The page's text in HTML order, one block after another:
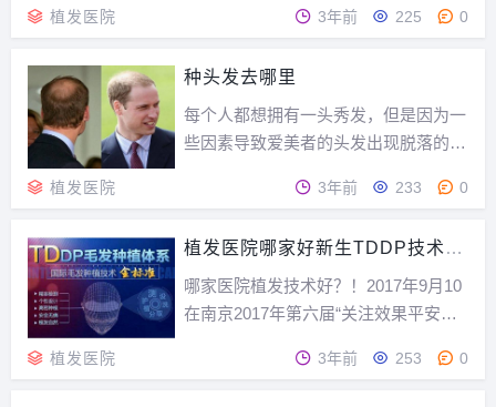
制度。其著名的轻工业、旅游业、酒店
发达、富裕的地区之一。那么澳门毛发
移植医院有哪些呢？澳门毛发移植医院
有哪些？澳门本地没...
植发医院 3年前 225 0
种头发去哪里
每个人都想拥有一头秀发，但是因为一
些因素导致爱美者的头发出现脱落的现
象，为了改善这个现象，爱美者会选择
也是爱美者关注的，那么种头发应该去
哪里？图片来自网络种头发去哪里头发
种植手术最好原则正规...
植发医院 3年前 233 0
植发医院哪家好新生TDDP技术怎
哪家医院植发技术好？！2017年9月10
在南京2017年第六届“关注效果平安植
证新生植发TDDP毛发种植体系的惊人
植发医院 3年前 253 0